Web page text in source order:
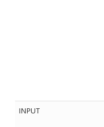
INPUT